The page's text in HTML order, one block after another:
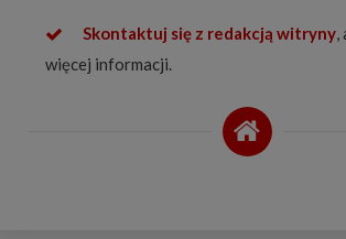
Skontaktuj się z redakcją witryny,
więcej informacji.